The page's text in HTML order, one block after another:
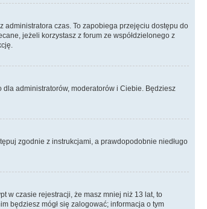
administratora czas. To zapobiega przejęciu dostępu do
jeżeli korzystasz z forum ze współdzielonego z
dla administratorów, moderatorów i Ciebie. Będziesz
zgodnie z instrukcjami, a prawdopodobnie niedługo
w czasie rejestracji, że masz mniej niż 13 lat, to
będziesz mógł się zalogować; informacja o tym